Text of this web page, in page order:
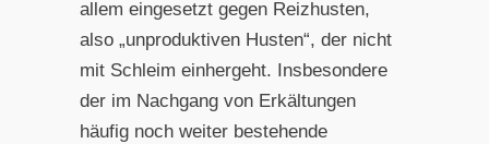
allem eingesetzt gegen Reizhusten,
also „unproduktiven Husten“, der nicht
mit Schleim einhergeht. Insbesondere
der im Nachgang von Erkältungen
häufig noch weiter bestehende